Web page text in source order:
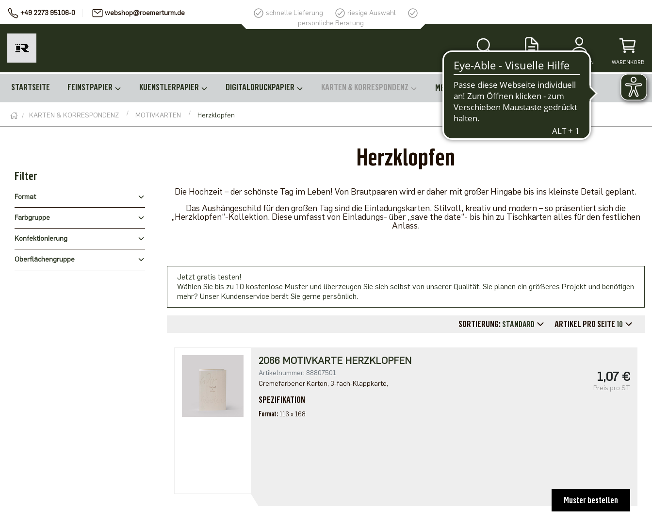
+49 2273 95106-0 webshop@roemerturm.de schnelle Lieferung
riesige Auswahl
persönliche Beratung
SUCHE MERKZETTEL ANMELDEN WARENKORB
STARTSEITE FEINSTPAPIER KUENSTLERPAPIER DIGITALDRUCKPAPIER KARTEN & KORRESPONDENZ MEHR
KARTEN & KORRESPONDENZ MOTIVKARTEN Herzklopfen
Filter
Format
Farbgruppe
Konfektionierung
Oberflächengruppe
Herzklopfen
Die Hochzeit – der schönste Tag im Leben! Von Brautpaaren wird er daher mit großer Hingabe bis ins kleinste Detail geplant.
Das Aushängeschild für den großen Tag sind die Einladungskarten. Stilvoll, kreativ und modern – so präsentiert sich die
„Herzklopfen“-Kollektion. Diese umfasst von Einladungs- über „save the date“- bis hin zu Tischkarten alles für den festlichen
Anlass.
Jetzt gratis testen!
Wählen Sie bis zu 10 kostenlose Muster und überzeugen Sie sich selbst von unserer Qualität. Sie planen ein größeres Projekt und benötigen
mehr? Unser Kundenservice berät Sie gerne persönlich.
SORTIERUNG: STANDARD ARTIKEL PRO SEITE 10
2066 MOTIVKARTE HERZKLOPFEN
Artikelnummer: 88807501
Cremefarbener Karton, 3-fach-Klappkarte,
SPEZIFIKATION
Format 116 x 168
1,07 €
Preis pro ST
Muster bestellen